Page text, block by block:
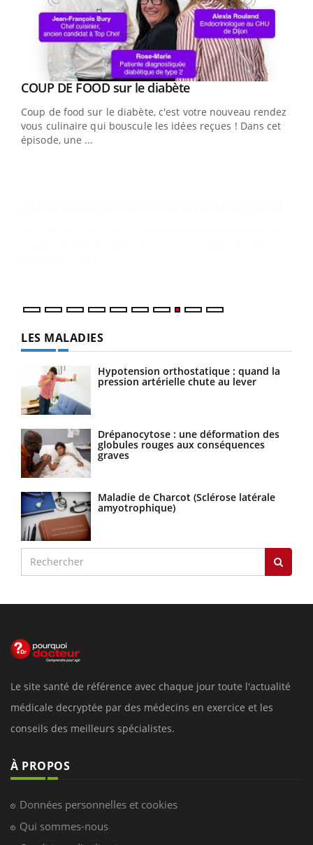
Youtube
COUP DE FOOD sur le diabèteYoutube
Coup de food sur le diabète, c'est votre nouveau rendez-
vous culinaire qui bouscule les idées reçues ! Dans cet
épisode, une ...
Youtube
Quand l’entreprise mise sur le bien être global
"Les rendez-vous de la santé et de la qualité de vie au
travail" de Pourquoi Docteur reçoivent Régis Blugeon,
DRH et directeur ...
LES MALADIES
Hypotension orthostatique : quand la
pression artérielle chute au lever
Drépanocytose : une déformation des
globules rouges aux conséquences
graves
Maladie de Charcot (Sclérose latérale
amyotrophique)
Le site santé de référence avec chaque jour toute l'actualité
médicale decryptée par des médecins en exercice et les
conseils des meilleurs spécialistes.
À PROPOS
Données personnelles et cookies
Qui sommes-nous